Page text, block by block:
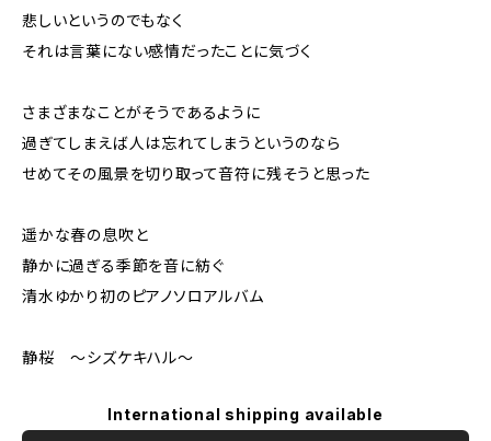
悲しいというのでもなく
それは言葉にない感情だったことに気づく
さまざまなことがそうであるように
過ぎてしまえば人は忘れてしまうというのなら
せめてその風景を切り取って音符に残そうと思った
遥かな春の息吹と
静かに過ぎる季節を音に紡ぐ
清水ゆかり初のピアノソロアルバム
静桜 〜シズケキハル〜
International shipping available